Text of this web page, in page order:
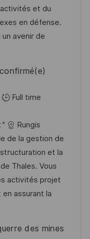
et du
en défense.
avenir de
Full time
Rungis
de la gestion de
et la
Thales. Vous
activités projet
en assurant la
des mines